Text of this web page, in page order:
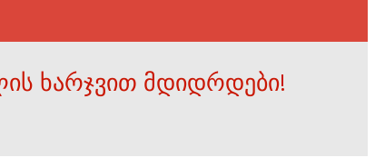
ხარჯვით მდიდრდები!